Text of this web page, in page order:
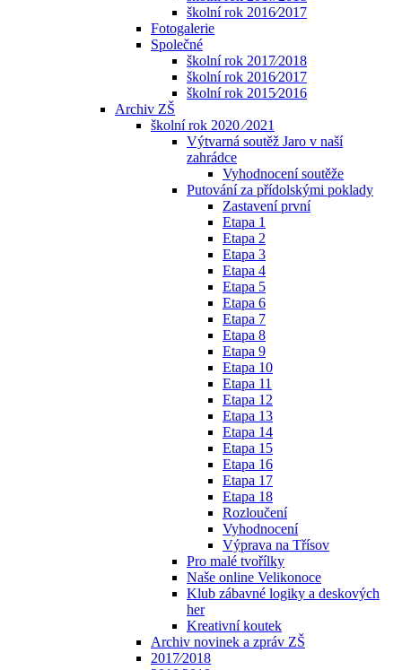
školní rok 2016⁄2017
Fotogalerie
Společné
školní rok 2017⁄2018
školní rok 2016⁄2017
školní rok 2015⁄2016
Archiv ZŠ
školní rok 2020 ⁄2021
Výtvarná soutěž Jaro v naší
zahrádce
Vyhodnocení soutěže
Putování za přídolskými poklady
Zastavení první
Etapa 1
Etapa 2
Etapa 3
Etapa 4
Etapa 5
Etapa 6
Etapa 7
Etapa 8
Etapa 9
Etapa 10
Etapa 11
Etapa 12
Etapa 13
Etapa 14
Etapa 15
Etapa 16
Etapa 17
Etapa 18
Rozloučení
Vyhodnocení
Výprava na Třísov
Pro malé tvořílky
Naše online Velikonoce
Klub zábavné logiky a deskových
her
Kreativní koutek
Archiv novinek a zpráv ZŠ
2017⁄2018